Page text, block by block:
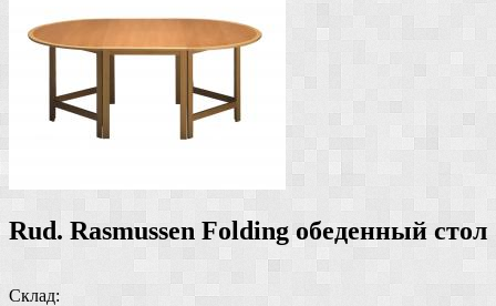
Rud. Rasmussen Folding обеденный стол
Склад: